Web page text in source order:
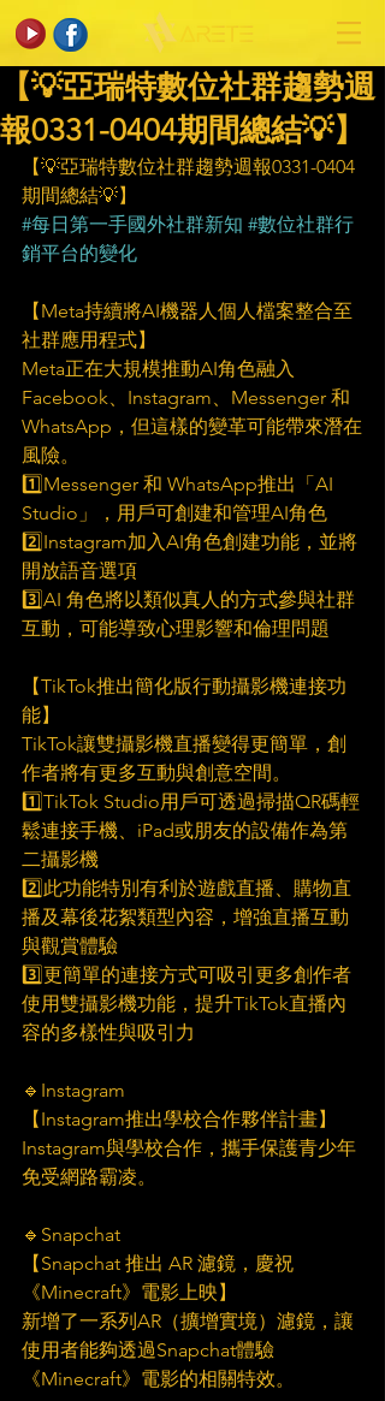
【💡亞瑞特數位社群趨勢週
報0331-0404期間總結💡】
【💡亞瑞特數位社群趨勢週報0331-0404
期間總結💡】
#每日第一手國外社群新知 #數位社群行
銷平台的變化
【Meta持續將AI機器人個人檔案整合至
社群應用程式】
Meta正在大規模推動AI角色融入
Facebook、Instagram、Messenger 和
WhatsApp，但這樣的變革可能帶來潛在
風險。
1️⃣Messenger 和 WhatsApp推出「AI
Studio」，用戶可創建和管理AI角色
2️⃣Instagram加入AI角色創建功能，並將
開放語音選項
3️⃣AI 角色將以類似真人的方式參與社群
互動，可能導致心理影響和倫理問題
【TikTok推出簡化版行動攝影機連接功
能】
TikTok讓雙攝影機直播變得更簡單，創
作者將有更多互動與創意空間。
1️⃣TikTok Studio用戶可透過掃描QR碼輕
鬆連接手機、iPad或朋友的設備作為第
二攝影機
2️⃣此功能特別有利於遊戲直播、購物直
播及幕後花絮類型內容，增強直播互動
與觀賞體驗
3️⃣更簡單的連接方式可吸引更多創作者
使用雙攝影機功能，提升TikTok直播內
容的多樣性與吸引力
🔹Instagram
【Instagram推出學校合作夥伴計畫】
Instagram與學校合作，攜手保護青少年
免受網路霸凌。
🔹Snapchat
【Snapchat 推出 AR 濾鏡，慶祝
《Minecraft》電影上映】
新增了一系列AR（擴增實境）濾鏡，讓
使用者能夠透過Snapchat體驗
《Minecraft》電影的相關特效。